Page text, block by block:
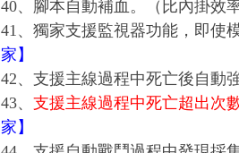
40、腳本自動補血。（比內掛效
41、獨家支援監視器功能，即使
家】
42、支援主線過程中死亡後自動
43、 支援主線過程中死亡超出次
家】